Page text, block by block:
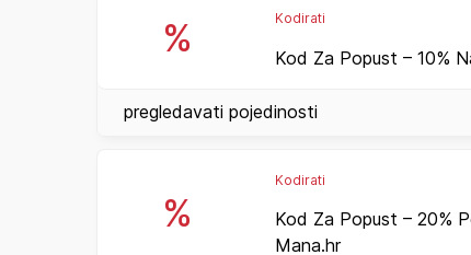
% Kodirati
Kod Za Popust – 10%
pregledavati pojedinosti
%
Kodirati
Kod Za Popust – 20%
Mana.hr